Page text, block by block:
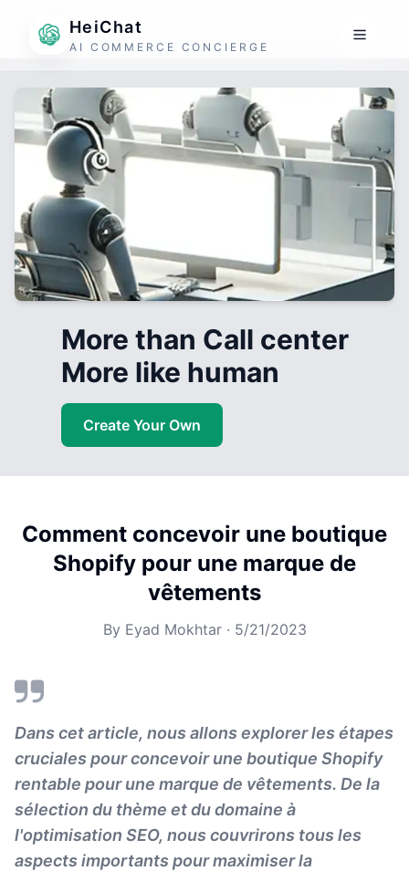
HeiChat
AI COMMERCE CONCIERGE
More than Call center
More like human
Create Your Own
Comment concevoir une boutique
Shopify pour une marque de
vêtements
By Eyad Mokhtar· 5/21/2023
Dans cet article, nous allons explorer les étapes
cruciales pour concevoir une boutique Shopify
rentable pour une marque de vêtements. De la
sélection du thème et du domaine à
l'optimisation SEO, nous couvrirons tous les
aspects importants pour maximiser la